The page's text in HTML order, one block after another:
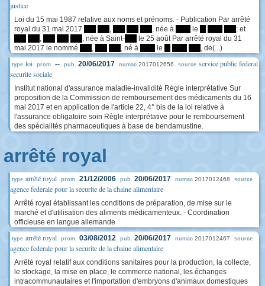
justice
Loi du 15 mai 1987 relative aux noms et prénoms. - Publication Par arrêté
royal du 31 mai 2017
, , née à le
; et
, , née à Saint-
le 25 août Par arrêté royal du 31
mai 2017 le nommé
, , né à le , de(...)
type loi prom. -- pub. 20/06/2017 numac 2017012656 source service public federal
securite sociale
Institut national d'assurance maladie-invalidité Règle interprétative Sur
proposition de la Commission de remboursement des médicaments du 16
mai 2017 et en application de l'article 22, 4° bis de la loi relative à
l'assurance obligatoire soin Règle interprétative pour le remboursement
des spécialités pharmaceutiques à base de bendamustine.
arrêté royal
type arrêté royal prom. 21/12/2006 pub. 20/06/2017 numac 2017012468 source
agence federale pour la securite de la chaine alimentaire
Arrêté royal établissant les conditions de préparation, de mise sur le
marché et d'utilisation des aliments médicamenteux. - Coordination
officieuse en langue allemande
type arrêté royal prom. 03/08/2012 pub. 20/06/2017 numac 2017012467 source
agence federale pour la securite de la chaine alimentaire
Arrêté royal relatif aux conditions sanitaires pour la production, la collecte,
le stockage, la mise en place, le commerce national, les échanges
intracommunautaires et l'importation d'embryons d'animaux domestiques